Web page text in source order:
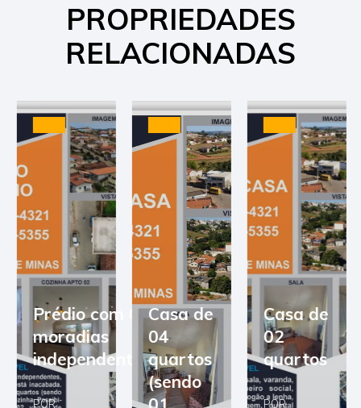
PROPRIEDADES
RELACIONADAS
Prédio com 03
moradias
independentes
POR
Casa de
04
quartos
(sendo
Casa de
02
quartos
POR